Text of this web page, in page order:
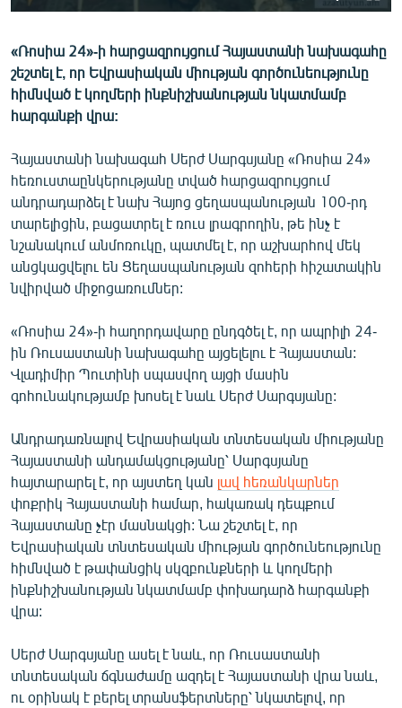
ԱՐԽԻՎ
ՏԵՍԱՆՅՈՒԹԵՐ
ԲԱՆԱՎԵՃ
ՓՈԴՔԱՍԹ
Հայերեն
English
Русский
ՀԵՏԵՎԵՔ ՄԵԶ
«Ազատության» բոլոր կայքերը
«Ռոսիա 24»-ի հարցազրույցում Հայաստանի նախագահը
շեշտել է, որ Եվրասիական միության գործունեությունը
հիմնված է կողմերի ինքնիշխանության նկատմամբ
հարգանքի վրա:
Հայաստանի նախագահ Սերժ Սարգսյանը «Ռոսիա 24»
հեռուստաընկերությանը տված հարցազրույցում
անդրադարձել է նախ Հայոց ցեղասպանության 100-րդ
տարելիցին, բացատրել է ռուս լրագրողին, թե ինչ է
նշանակում անմոռուկը, պատմել է, որ աշխարհով մեկ
անցկացվելու են Ցեղասպանության զոհերի հիշատակին
նվիրված միջոցառումներ:
«Ռոսիա 24»-ի հաղորդավարը ընդգծել է, որ ապրիլի 24-
ին Ռուսաստանի նախագահը այցելելու է Հայաստան:
Վլադիմիր Պուտինի սպասվող այցի մասին
գոհունակությամբ խոսել է նաև Սերժ Սարգսյանը:
Անդրադառնալով Եվրասիական տնտեսական միությանը
Հայաստանի անդամակցությանը՝ Սարգսյանը
հայտարարել է, որ այստեղ կան լավ հեռանկարներ
փոքրիկ Հայաստանի համար, հակառակ դեպքում
Հայաստանը չէր մասնակցի: Նա շեշտել է, որ
Եվրասիական տնտեսական միության գործունեությունը
հիմնված է թափանցիկ սկզբունքների և կողմերի
ինքնիշխանության նկատմամբ փոխադարձ հարգանքի
վրա:
Սերժ Սարգսյանը ասել է նաև, որ Ռուսաստանի
տնտեսական ճգնաժամը ազդել է Հայաստանի վրա նաև,
ու օրինակ է բերել տրանսֆերտները՝ նկատելով, որ